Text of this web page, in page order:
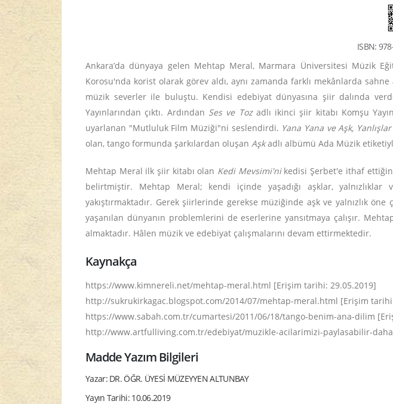
ISBN:
Ankara’da dünyaya gelen Mehtap Meral, Marmara Üniversitesi Müzik
Korosu'nda korist olarak görev aldı, aynı zamanda farklı mekânlarda
müzik severler ile buluştu. Kendisi edebiyat dünyasına şiir dalında
Yayınlarından çıktı. Ardından Ses ve Toz adlı ikinci şiir kitabı Komşu
uyarlanan "Mutluluk Film Müziği"ni seslendirdi. Yana Yana ve Aşk,
olan, tango formunda şarkılardan oluşan Aşkadlı albümü Ada Müzik
Mehtap Meral ilk şiir kitabı olan Kedi Mevsimi'ni kedisi Şerbet'e ithaf
belirtmiştir. Mehtap Meral; kendi içinde yaşadığı aşklar, yalnızlıklar
yakıştırmaktadır. Gerek şiirlerinde gerekse müziğinde aşk ve yalnızlık
yaşanılan dünyanın problemlerini de eserlerine yansıtmaya çalışır.
almaktadır. Hâlen müzik ve edebiyat çalışmalarını devam ettirmektedir.
Kaynakça
https://www.kimnereli.net/mehtap-meral.html [Erişim tarihi: 29.05.2019]
http://sukrukirkagac.blogspot.com/2014/07/mehtap-meral.html [Erişim
https://www.sabah.com.tr/cumartesi/2011/06/18/tango-benim-ana-dilim
http://www.artfulliving.com.tr/edebiyat/muzikle-acilarimizi-paylasabilir-
Madde Yazım Bilgileri
Yazar: DR. ÖĞR. ÜYESİ MÜZEYYEN ALTUNBAY
Yayın Tarihi: 10.06.2019